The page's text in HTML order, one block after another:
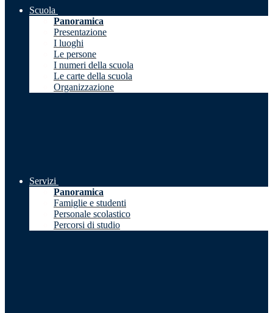
Scuola
Panoramica
Presentazione
I luoghi
Le persone
I numeri della scuola
Le carte della scuola
Organizzazione
Servizi
Panoramica
Famiglie e studenti
Personale scolastico
Percorsi di studio